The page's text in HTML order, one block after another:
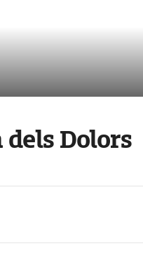
Dolors